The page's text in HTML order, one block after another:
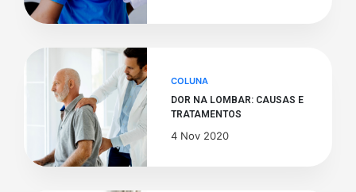
COLUNA
DOR NA LOMBAR: CAUSAS E
TRATAMENTOS
4 Nov 2020